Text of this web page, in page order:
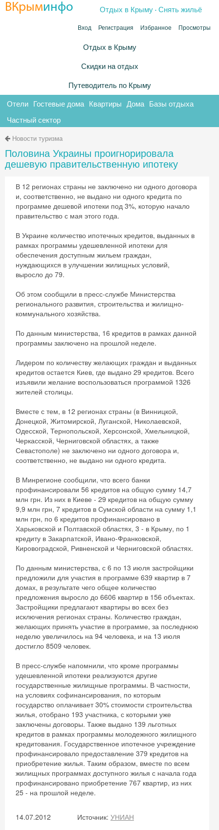
ВКрыминфо Отдых в Крыму .Снять жильё
Вход Регистрация Избранное Просмотры
Отдых в Крыму
Скидки на отдых
Путеводитель по Крыму
Отели Гостевые дома Квартиры Дома Базы отдыха
Частный сектор
Новости туризма
Половина Украины проигнорировала
дешевую правительственную ипотеку
В 12 регионах страны не заключено ни одного договора
и, соответственно, не выдано ни одного кредита по
программе дешевой ипотеки под 3%, которую начало
правительство с мая этого года.
В Украине количество ипотечных кредитов, выданных в
рамках программы удешевленной ипотеки для
обеспечения доступным жильем граждан,
нуждающихся в улучшении жилищных условий,
выросло до 79.
Об этом сообщили в пресс-службе Министерства
регионального развития, строительства и жилищно-
коммунального хозяйства.
По данным министерства, 16 кредитов в рамках данной
программы заключено на прошлой неделе.
Лидером по количеству желающих граждан и выданных
кредитов остается Киев, где выдано 29 кредитов. Всего
изъявили желание воспользоваться программой 1326
жителей столицы.
Вместе с тем, в 12 регионах страны (в Винницкой,
Донецкой, Житомирской, Луганской, Николаевской,
Одесской, Тернопольской, Херсонской, Хмельницкой,
Черкасской, Черниговской областях, а также
Севастополе) не заключено ни одного договора и,
соответственно, не выдано ни одного кредита.
В Минрегионе сообщили, что всего банки
профинансировали 56 кредитов на общую сумму 14,7
млн грн. Из них в Киеве - 29 кредитов на общую сумму
9,9 млн грн, 7 кредитов в Сумской области на сумму 1,1
млн грн, по 6 кредитов профинансировано в
Харьковской и Полтавской областях, 3 - в Крыму, по 1
кредиту в Закарпатской, Ивано-Франковской,
Кировоградской, Ривненской и Черниговской областях.
По данным министерства, с 6 по 13 июля застройщики
предложили для участия в программе 639 квартир в 7
домах, в результате чего общее количество
предложения выросло до 6606 квартир в 156 объектах.
Застройщики предлагают квартиры во всех без
исключения регионах страны. Количество граждан,
желающих принять участие в программе, за последнюю
неделю увеличилось на 94 человека, и на 13 июля
достигло 8509 человек.
В пресс-службе напомнили, что кроме программы
удешевленной ипотеки реализуются другие
государственные жилищные программы. В частности,
на условиях софинансирования, по которым
государство оплачивает 30% стоимости строительства
жилья, отобрано 193 участника, с которыми уже
заключены договоры. Также выдано 139 льготных
кредитов в рамках программы молодежного жилищного
кредитования. Государственное ипотечное учреждение
профинансировало предоставление 379 кредитов на
приобретение жилья. Таким образом, вместе по всем
жилищных программах доступного жилья с начала года
профинансировано приобретение 767 квартир, из них
25 - на прошлой неделе.
14.07.2012 Источник: УНИАН
Скидка −5%
Хочешь дешевле? Оставь почту и получи
промокод на первое бронирование!
Получить промокод